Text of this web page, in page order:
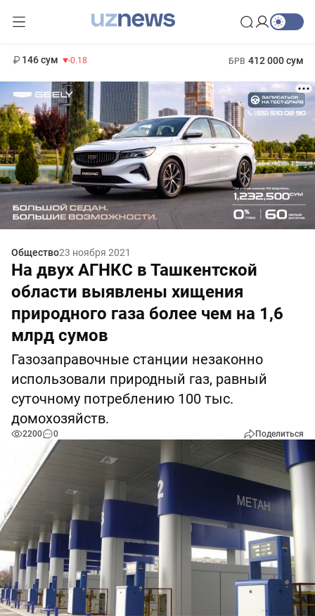
146 сум -0.18 БРВ 412 000 сум
Общество23 ноября 2021
На двух АГНКС в Ташкентской
области выявлены хищения
природного газа более чем на 1,6
млрд сумов
Газозаправочные станции незаконно
использовали природный газ, равный
суточному потреблению 100 тыс.
домохозяйств.
2200 0 Поделиться